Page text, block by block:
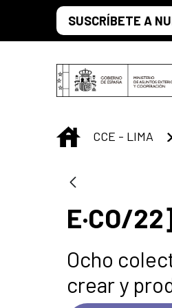
Skip to Main Content
SUSCRÍBETE A
INICIO
CCE - LIMA
E·CO/
Ocho
crear y